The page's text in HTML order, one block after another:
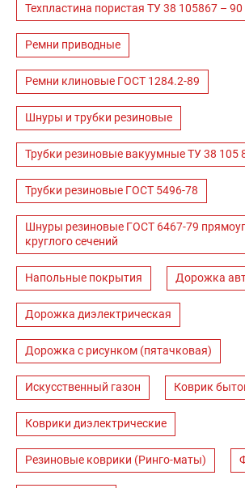
Техпластина пористая ТУ 38 105867 – 90
Ремни приводные
Ремни клиновые ГОСТ 1284.2-89
Шнуры и трубки резиновые
Трубки резиновые вакуумные ТУ 38 105
Трубки резиновые ГОСТ 5496-78
Шнуры резиновые ГОСТ 6467-79
круглого сечений
Напольные покрытия Дорожка
Дорожка диэлектрическая
Дорожка с рисунком (пятачковая)
Искусственный газон Коврик
Коврики диэлектрические
Резиновые коврики (Ринго-маты)